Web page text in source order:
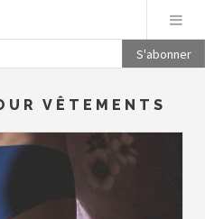
S'abonner
VÊTEMENTS